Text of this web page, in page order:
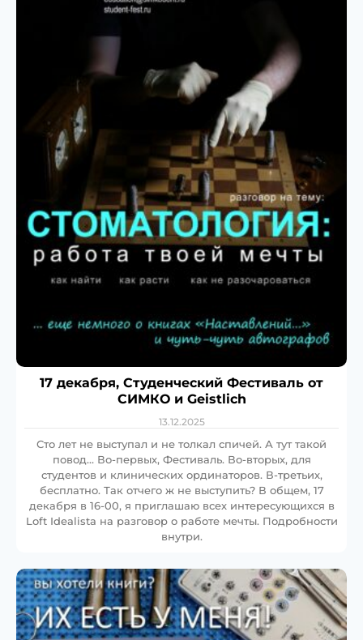
17 декабря, Студенческий Фестиваль от
СИМКО и Geistlich
13.12.2025
Сто лет не выступал и не толкал спичей. А тут такой
повод… Во-первых, Фестиваль. Во-вторых, для
студентов и клинических ординаторов. В-третьих,
бесплатно. Так отчего ж не выступить? В общем, 17
декабря в 16-00, я приглашаю всех интересующихся в
Loft Idealista на разговор о работе мечты. Подробности
внутри.